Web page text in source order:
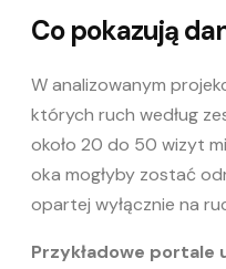
Co pokazują
W analizowanym
których ruch według
około 20 do 50 wizyt
oka mogłyby zostać
opartej wyłącznie na
Przykładowe portale